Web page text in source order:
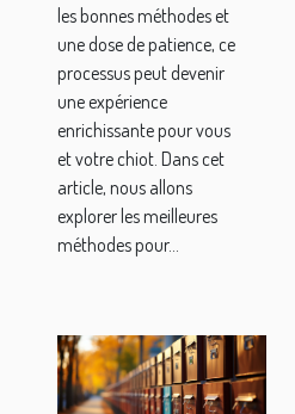
les bonnes méthodes et
une dose de patience, ce
processus peut devenir
une expérience
enrichissante pour vous
et votre chiot. Dans cet
article, nous allons
explorer les meilleures
méthodes pour...